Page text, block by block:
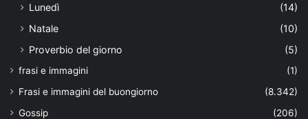
Lunedì
(14)
Natale
(10)
Proverbio del giorno
(5)
frasi e immagini
(1)
Frasi e immagini del buongiorno
(8.342)
Gossip
(206)